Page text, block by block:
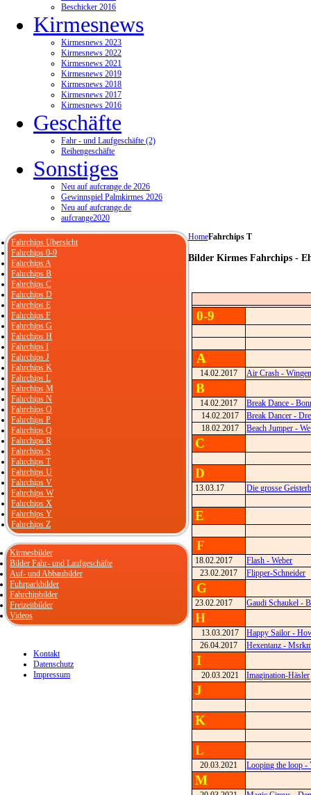
Beschicker 2016
Kirmesnews
Kirmesnews 2023
Kirmesnews 2022
Kirmesnews 2021
Kirmesnews 2019
Kirmesnews 2018
Kirmesnews 2017
Kirmesnews 2016
Geschäfte
Fahr - und Laufgeschäfte (2)
Reihengeschäfte
Sonstiges
Neu auf aufcrange.de 2026
Gewinnspiel Palmkirmes 2026
Neu auf aufcrange.de
aufcrange2020
HomeFahrchips T
Bilder Kirmes Fahrchips -
0-9
A
14.02.2017 Air Crash -
B
14.02.2017
Break Dance -
14.02.2017
Break Dancer -
18.02.2017
Beach Jumper -
C
D
13.03.17 Die grosse
E
F
18.02.2017
Flash - Weber
23.02.2017
Flipper-Schneider
G
23.02.2017 Gaudi Schaukel -
H
13.03.2017
Happy Sailor -
26.04.2017
Hexentanz -
I
20.03.2021 Imagination-Häsler
J
K
L
20.03.2021 Looping the loop -
M
Fahrchips Übersicht
Fahrchips 0-9
Fahrchips A
Fahrchips B
Fahrchips C
Fahrchips D
Fahrchips E
Fahrchips F
Fahrchips G
Fahrchips H
Fahrchips I
Fahrchips J
Fahrchips K
Fahrchips L
Fahrchips M
Fahrchips N
Fahrchips O
Fahrchips P
Fahrchips Q
Fahrchips R
Fahrchips S
Fahrchips T
Fahrchips U
Fahrchips V
Fahrchips W
Fahrchips X
Fahrchips Y
Fahrchips Z
Kirmesbilder
Bilder Fahr- und Laufgeschäfte
Auf- und Abbaubilder
Fuhrparkbilder
Fahrchipbilder
Freizeitbilder
Videos
Kontakt
Datenschutz
Impressum